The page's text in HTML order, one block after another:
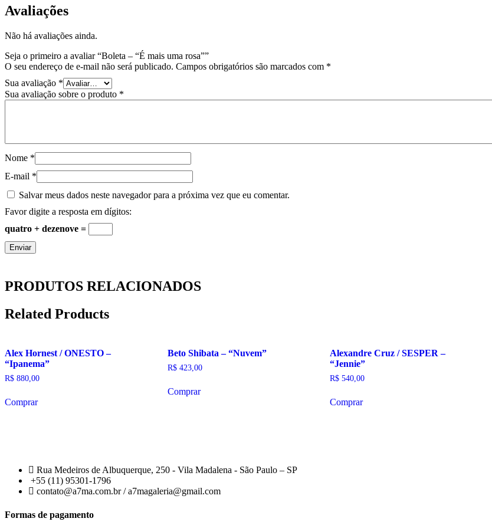
Avaliações
Não há avaliações ainda.
Seja o primeiro a avaliar “Boleta – “É mais uma rosa””
O seu endereço de e-mail não será publicado. Campos obrigatórios são marcados com *
Sua avaliação *
Sua avaliação sobre o produto *
Nome *
E-mail *
Salvar meus dados neste navegador para a próxima vez que eu comentar.
Favor digite a resposta em dígitos:
quatro + dezenove =
PRODUTOS RELACIONADOS
Related Products
Alex Hornest / ONESTO –
“Ipanema”
R$ 880,00
Comprar
Beto Shibata – “Nuvem”
R$423,00
Comprar
Alexandre Cruz / SESPER –
“Jennie”
R$ 540,00
Comprar
Rua Medeiros de Albuquerque, 250 - Vila Madalena - São Paulo – SP
+55 (11) 95301-1796
contato@a7ma.com.br / a7magaleria@gmail.com
Formas de pagamento